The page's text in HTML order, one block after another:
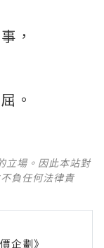
，
。
立場。因此本站對
負任何法律責
企劃》